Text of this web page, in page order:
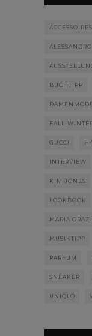
ACCESSOIRES
BUCHTIPP
DAMENMODE
FALL-
GUCCI
INTERVIEW
KIM JONES
LOOKBOOK
MARIA
MUSIKTIPP
PARFUM
SNEAKER
UNIQLO